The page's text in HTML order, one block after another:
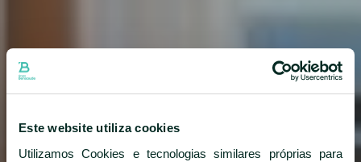
Este website utiliza cookies
Utilizamos Cookies e tecnologias similares próprias para